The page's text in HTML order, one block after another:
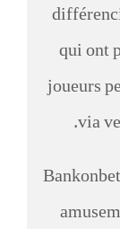
qui ont
joueurs
via